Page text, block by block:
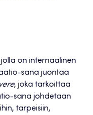
on internaalinen
sana juontaa
, joka tarkoittaa
sana johdetaan
tarpeisiin,